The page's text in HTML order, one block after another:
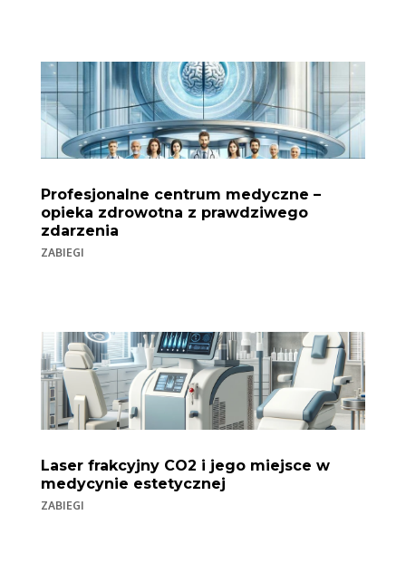
Profesjonalne centrum medyczne –
opieka zdrowotna z prawdziwego
zdarzenia
ZABIEGI
Laser frakcyjny CO2 i jego miejsce w
medycynie estetycznej
ZABIEGI